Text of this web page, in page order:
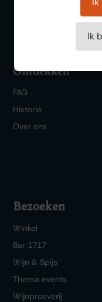
Ontdekken
FAQ
Historie
Over ons
Bezoeken
Winkel
Bar 1717
Wijn & Spijs
Thema events
Wijnproeverij
Ik